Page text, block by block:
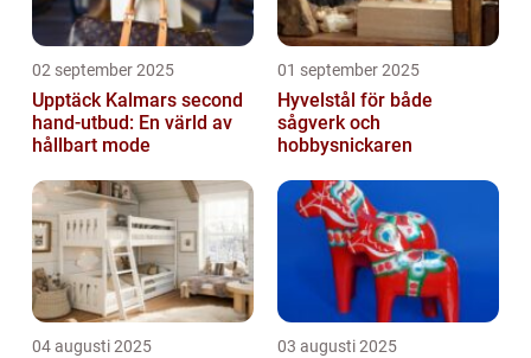
02 september 2025
Upptäck Kalmars second
hand-utbud: En värld av
hållbart mode
01 september 2025
Hyvelstål för både
sågverk och
hobbysnickaren
04 augusti 2025 03 augusti 2025